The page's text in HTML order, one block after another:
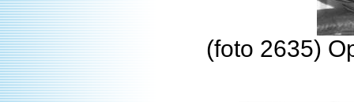
(foto 2635)